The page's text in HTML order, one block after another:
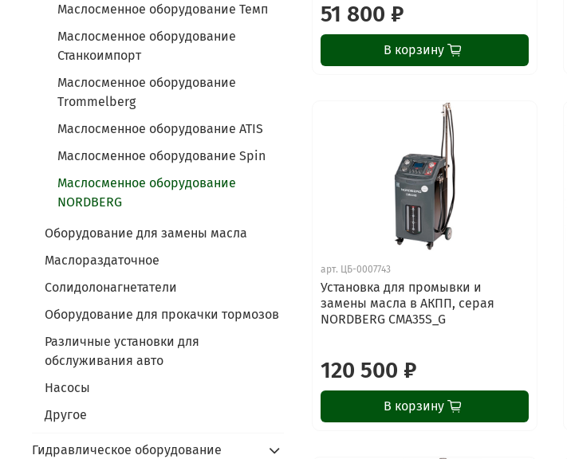
51 800 ₽
В корзину
арт. ЦБ-0007743
Установка для промывки и
замены масла в АКПП, серая
NORDBERG CMA35S_G
120 500 ₽
В корзину
Маслосменное оборудование Темп
Маслосменное оборудование
Станкоимпорт
Маслосменное оборудование
Trommelberg
Маслосменное оборудование ATIS
Маслосменное оборудование Spin
Маслосменное оборудование
NORDBERG
Оборудование для замены масла
Маслораздаточное
Солидолонагнетатели
Оборудование для прокачки тормозов
Различные установки для
обслуживания авто
Насосы
Другое
Гидравлическое оборудование